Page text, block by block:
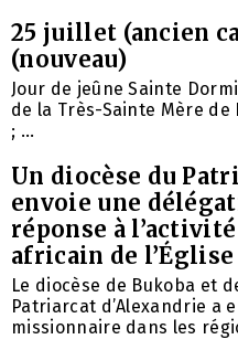
25 juillet (ancien
(nouveau)
Jour de jeûne Sainte
de la Très-Sainte Mère
; ...
Un diocèse du
envoie une
réponse à
africain de
Le diocèse de Bukoba et
Patriarcat d’Alexandrie a
missionnaire dans les